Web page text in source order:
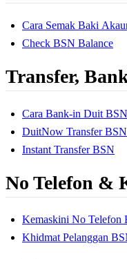
Cara Semak Baki
Check BSN Balance
Transfer,
Cara Bank-in Duit BSN
DuitNow Transfer BSN
Instant Transfer BSN
No Telefon &
Kemaskini No Telefon
Khidmat Pelanggan